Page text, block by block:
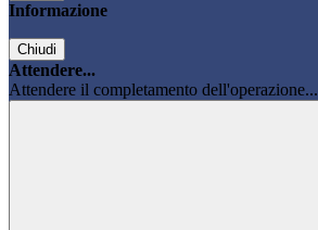
Informazione
Chiudi
Attendere...
Attendere il completamento dell'operazione...